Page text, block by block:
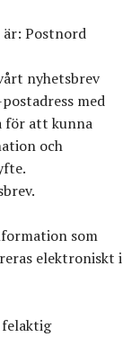
är: Postnord
nyhetsbrev
med
för att kunna
och
som
elektroniskt i